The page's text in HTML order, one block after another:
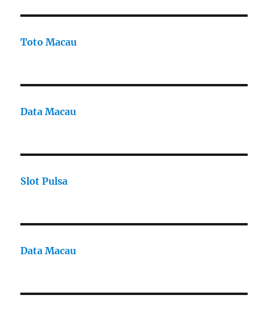
Toto Macau
Data Macau
Slot Pulsa
Data Macau